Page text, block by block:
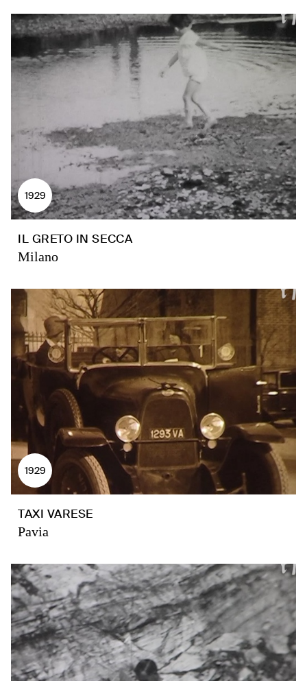
1929
IL GRETO IN SECCA
Milano
1929
TAXI VARESE
Pavia